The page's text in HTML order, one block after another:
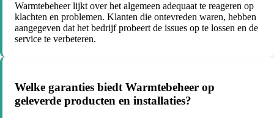
Warmtebeheer lijkt over het algemeen adequaat te reageren op
klachten en problemen. Klanten die ontevreden waren, hebben
aangegeven dat het bedrijf probeert de issues op te lossen en de
service te verbeteren.
Welke garanties biedt Warmtebeheer op
geleverde producten en installaties?